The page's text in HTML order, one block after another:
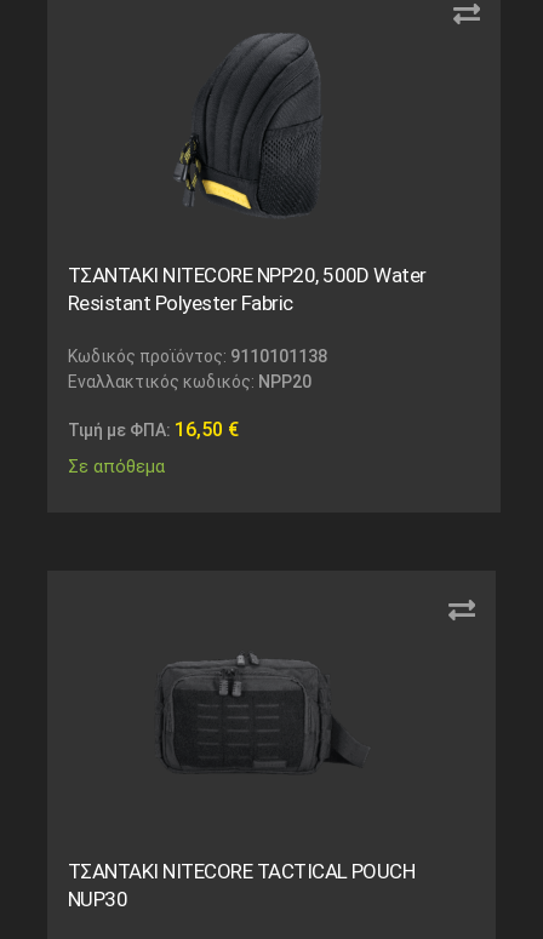
ΤΣΑΝΤΑΚΙ NITECORE NPP20, 500D Water
Resistant Polyester Fabric
Κωδικός προϊόντος: 9110101138
Εναλλακτικός κωδικός: NPP20
Τιμή με ΦΠΑ: 16,50 €
Σε απόθεμα
ΤΣΑΝΤΑΚΙ NITECORE TACTICAL POUCH
NUP30